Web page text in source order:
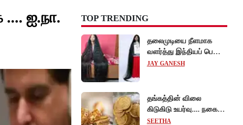
ஐ.நா.
TOP TRENDING
தலைமுடியை நீளமாக
வளர்த்து இந்தியப் பெண்
கின்னஸ் சாதனை!
JAY GANESH
தங்கத்தின் விலை
கிடுகிடு உயர்வு.... நகைப்
பிரியர்கள் அதிர்ச்சி!
SEETHA